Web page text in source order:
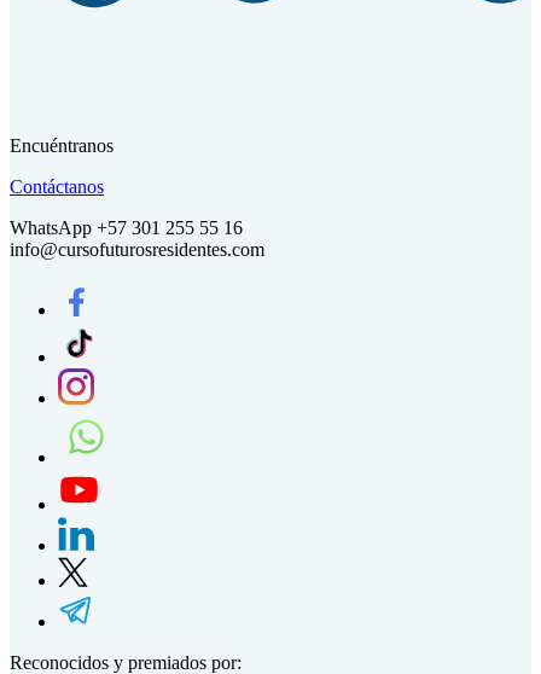
Encuéntranos
Contáctanos
WhatsApp +57 301 255 55 16
info@cursofuturosresidentes.com
Reconocidos y premiados por: